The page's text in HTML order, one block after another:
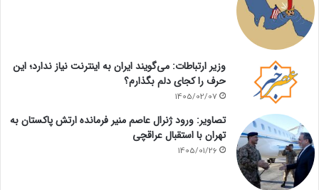
وزیر ارتباطات: می‌گویند ایران به اینترنت نیاز ندارد؛ این
حرف را کجای دلم بگذارم؟
1405/02/07
تصاویر: ورود ژنرال عاصم منیر فرمانده ارتش پاکستان به
تهران با استقبال عراقچی
1405/01/26